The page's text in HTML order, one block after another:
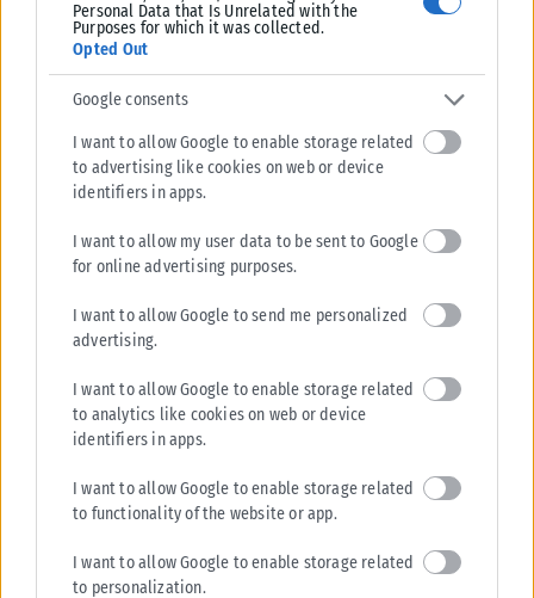
Personal Data that Is Unrelated with the
Purposes for which it was collected.
Opted Out
Google consents
I want to allow Google to enable storage related
to advertising like cookies on web or device
identifiers in apps.
I want to allow my user data to be sent to Google
for online advertising purposes.
I want to allow Google to send me personalized
advertising.
I want to allow Google to enable storage related
to analytics like cookies on web or device
identifiers in apps.
I want to allow Google to enable storage related
to functionality of the website or app.
I want to allow Google to enable storage related
to personalization.
ΕΛΛΆΔΑ
Υπουργείο Κλιματικής Κρίσης: Ενέργειες για την κρατική
αρωγή προς τους πυρόπληκτους
που επλήγησαν από τις πρόσφατες πυρκαγιές, με τις αρμόδιες αρχές...
ΑΝΑΡΤΉΘΗΚΕ ΑΠΌKARFITSANEWS 02/08/2026